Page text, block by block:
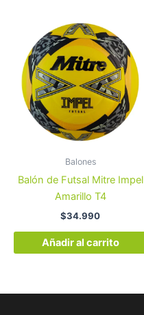
Balones
Balón de Futsal Mitre Impel
Amarillo T4
$34.990
Añadir al carrito